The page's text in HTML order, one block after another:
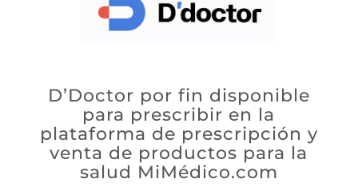
D’Doctor por fin disponible
para prescribir en la
plataforma de prescripción y
venta de productos para la
salud MiMédico.com